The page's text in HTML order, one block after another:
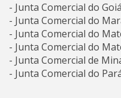
- Junta Comercial do
- Junta Comercial do
- Junta Comercial do
- Junta Comercial do
- Junta Comercial de
- Junta Comercial do